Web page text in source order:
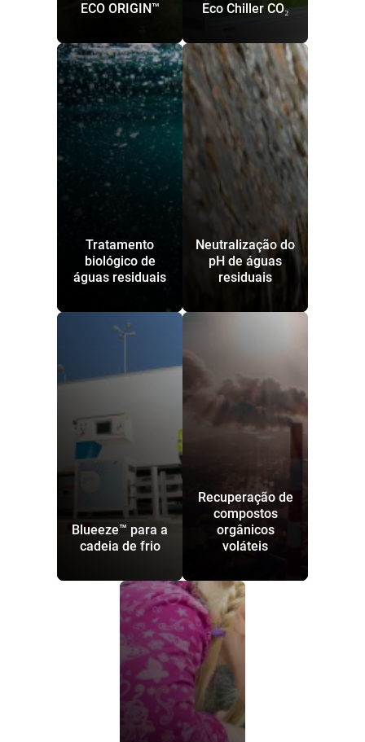
ECO ORIGIN™ Eco Chiller CO₂
Tratamento
biológico de
águas residuais
Neutralização do
pH de águas
residuais
Blueeze™ para a
cadeia de frio
Recuperação de
compostos
orgânicos
voláteis